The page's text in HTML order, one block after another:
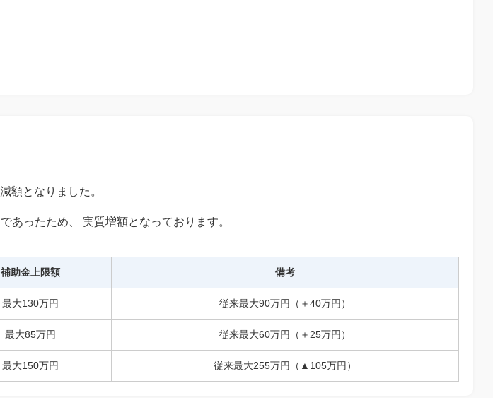
額となりました。
あったため、 実質増額となっております。
補助金上限額 備考
最大130万円 従来最大90万円（＋40万円）
最大85万円 従来最大60万円（＋25万円）
最大150万円 従来最大255万円（▲105万円）